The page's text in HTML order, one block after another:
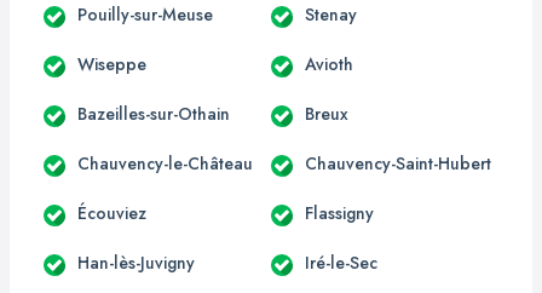
Pouilly-sur-Meuse Stenay
Wiseppe Avioth
Bazeilles-sur-Othain Breux
Chauvency-le-Château Chauvency-Saint-Hubert
Écouviez Flassigny
Han-lès-Juvigny Iré-le-Sec